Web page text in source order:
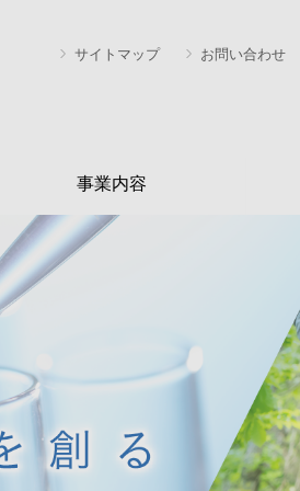
サイトマップ お問い合わせ
事業内容